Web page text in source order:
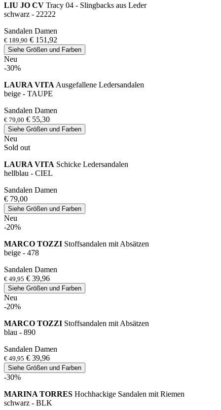
LIU JO CV Tracy 04 - Slingbacks aus Leder
schwarz - 22222
Sandalen Damen
€ 189,90 € 151,92
Siehe Größen und Farben
Neu
-30%
LAURA VITA Ausgefallene Ledersandalen
beige - TAUPE
Sandalen Damen
€ 79,00 € 55,30
Siehe Größen und Farben
Neu
Sold out
LAURA VITA Schicke Ledersandalen
hellblau - CIEL
Sandalen Damen
€ 79,00
Siehe Größen und Farben
Neu
-20%
MARCO TOZZI Stoffsandalen mit Absätzen
beige - 478
Sandalen Damen
€ 49,95 € 39,96
Siehe Größen und Farben
Neu
-20%
MARCO TOZZI Stoffsandalen mit Absätzen
blau - 890
Sandalen Damen
€ 49,95 € 39,96
Siehe Größen und Farben
-30%
MARINA TORRES Hochhackige Sandalen mit Riemen
schwarz - BLK